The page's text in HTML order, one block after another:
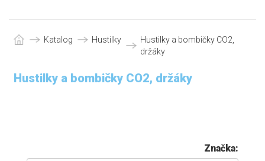
Katalog Hustilky
Hustilky a bombičky CO2,
držáky
Hustilky a bombičky CO2, držáky
Značka: